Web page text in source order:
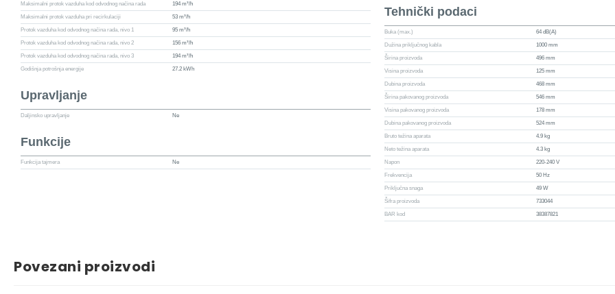
Maksimalni protok vazduha kod odvodnog načina rada 194 m³/h
Maksimalni protok vazduha pri recirkulaciji 53 m³/h
Protok vazduha kod odvodnog načina rada, nivo 1 95 m³/h
Protok vazduha kod odvodnog načina rada, nivo 2 156 m³/h
Protok vazduha kod odvodnog načina rada, nivo 3 194 m³/h
Godišnja potrošnja energije 27.2 kWh
Upravljanje
Daljinsko upravljanje Ne
Funkcije
Funkcija tajmera Ne
Tehnički podaci
Buka (max.) 64 dB(A)
Dužina priključnog kabla 1000 mm
Širina proizvoda 496 mm
Visina proizvoda 125 mm
Dubina proizvoda 468 mm
Širina pakovanog proizvoda 546 mm
Visina pakovanog proizvoda 178 mm
Dubina pakovanog proizvoda 524 mm
Bruto težina aparata 4.9 kg
Neto težina aparata 4.3 kg
Napon 220-240 V
Frekvencija 50 Hz
Priključna snaga 49 W
Šifra proizvoda 733044
BAR kod 38387821
Povezani proizvodi